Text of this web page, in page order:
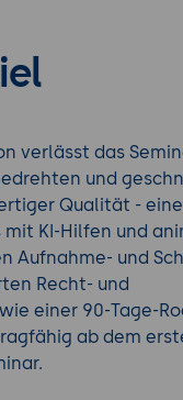
verlässt das
und
Qualität -
mit KI-Hilfen und
Aufnahme- und
Recht- und
einer 90-Tage-
ab dem